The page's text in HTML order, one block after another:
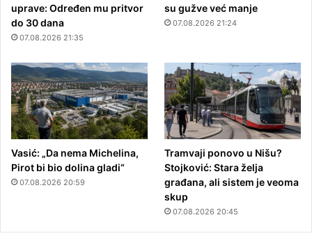
uprave: Određen mu pritvor
do 30 dana
07.08.2026 21:35
su gužve već manje
07.08.2026 21:24
Vasić: „Da nema Michelina,
Pirot bi bio dolina gladi“
07.08.2026 20:59
Tramvaji ponovo u Nišu?
Stojković: Stara želja
građana, ali sistem je veoma
skup
07.08.2026 20:45